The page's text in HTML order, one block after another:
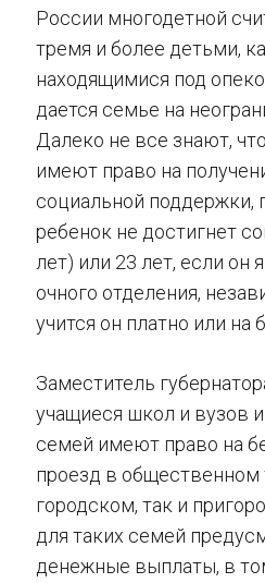
России многодетной
тремя и более детьми,
находящимися под
дается семье на
Далеко не все знают,
имеют право на
социальной поддержки,
ребенок не достигнет
лет) или 23 лет, если он
очного отделения,
учится он платно или
Заместитель
учащиеся школ и вузов
семей имеют право на
проезд в общественном
городском, так и
для таких семей
денежные выплаты, в